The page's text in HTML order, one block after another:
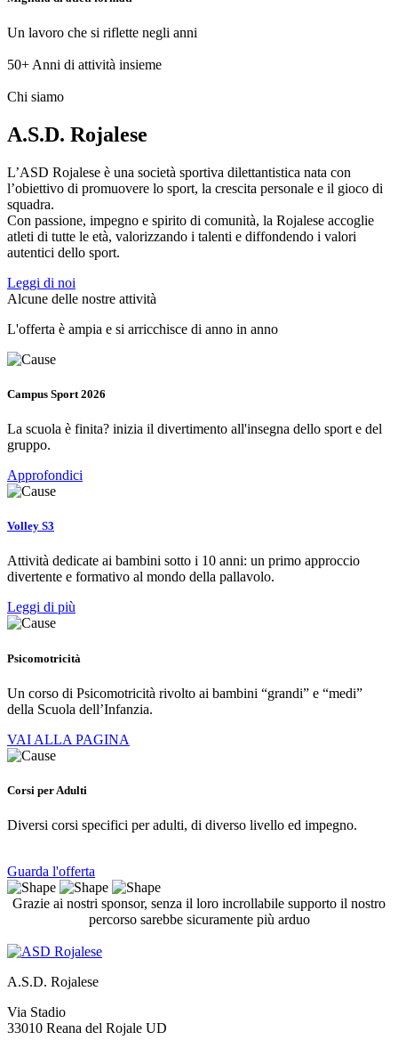
Un lavoro che si riflette negli anni
50+ Anni di attività insieme
Chi siamo
A.S.D. Rojalese
L’ASD Rojalese è una società sportiva dilettantistica nata con
l’obiettivo di promuovere lo sport, la crescita personale e il gioco di
squadra.
Con passione, impegno e spirito di comunità, la Rojalese accoglie
atleti di tutte le età, valorizzando i talenti e diffondendo i valori
autentici dello sport.
Leggi di noi
Alcune delle nostre attività
L'offerta è ampia e si arricchisce di anno in anno
Campus Sport 2026
La scuola è finita? inizia il divertimento all'insegna dello sport e del
gruppo.
Approfondici
Volley S3
Attività dedicate ai bambini sotto i 10 anni: un primo approccio
divertente e formativo al mondo della pallavolo.
Leggi di più
Psicomotricità
Un corso di Psicomotricità rivolto ai bambini “grandi” e “medi”
della Scuola dell’Infanzia.
VAI ALLA PAGINA
Corsi per Adulti
Diversi corsi specifici per adulti, di diverso livello ed impegno.
Guarda l'offerta
Grazie ai nostri sponsor, senza il loro incrollabile supporto il nostro
percorso sarebbe sicuramente più arduo
A.S.D. Rojalese
Via Stadio
33010 Reana del Rojale UD